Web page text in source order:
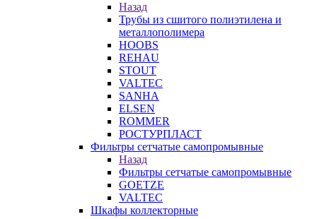
Назад
Трубы из сшитого полиэтилена и
металлополимера
HOOBS
REHAU
STOUT
VALTEC
SANHA
ELSEN
ROMMER
РОСТУРПЛАСТ
Фильтры сетчатые самопромывные
Назад
Фильтры сетчатые самопромывные
GOETZE
VALTEC
Шкафы коллекторные